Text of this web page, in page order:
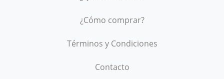
¿Cómo comprar?
Términos y Condiciones
Contacto